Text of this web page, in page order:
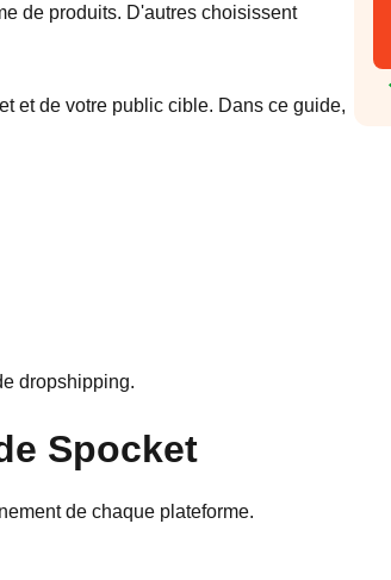
de produits. D'autres choisissent
et de votre public cible. Dans ce guide,
dropshipping.
Spocket
de chaque plateforme.